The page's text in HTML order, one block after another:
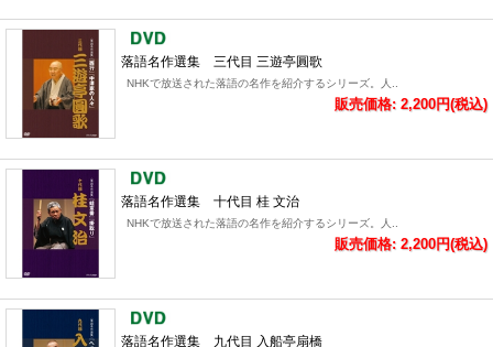
落語名作選集 三代目 三遊亭圓歌
NHKで放送された落語の名作を紹介するシリーズ。人..
販売価格: 2,200円(税込)
落語名作選集 十代目 桂 文治
NHKで放送された落語の名作を紹介するシリーズ。人..
販売価格: 2,200円(税込)
落語名作選集 九代目 入船亭扇橋